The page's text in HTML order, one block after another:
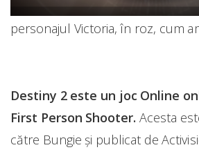
personajul Victoria, în roz, cum
Destiny 2 este un joc Online
First Person Shooter. Acesta
către Bungie și publicat de